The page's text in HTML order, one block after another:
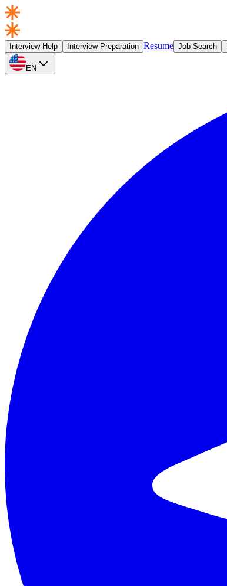
Interview Help Interview Preparation Resume Job Search
EN